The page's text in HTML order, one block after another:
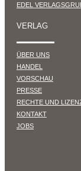
EDEL
VERLAG
ÜBER UNS
HANDEL
VORSCHAU
PRESSE
RECHTE UND
KONTAKT
JOBS